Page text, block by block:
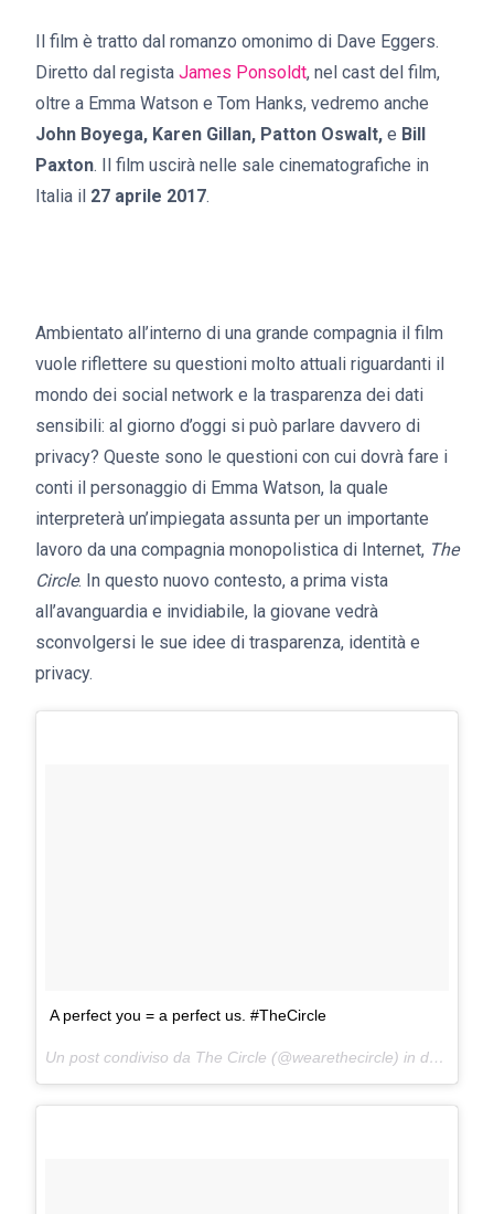
Il film è tratto dal romanzo omonimo di Dave Eggers.
Diretto dal regista James Ponsoldt, nel cast del film,
oltre a Emma Watson e Tom Hanks, vedremo anche
John Boyega, Karen Gillan, Patton Oswalt, e Bill
Paxton. Il film uscirà nelle sale cinematografiche in
Italia il 27 aprile 2017.
Ambientato all’interno di una grande compagnia il film
vuole riflettere su questioni molto attuali riguardanti il
mondo dei social network e la trasparenza dei dati
sensibili: al giorno d’oggi si può parlare davvero di
privacy? Queste sono le questioni con cui dovrà fare i
conti il personaggio di Emma Watson, la quale
interpreterà un’impiegata assunta per un importante
lavoro da una compagnia monopolistica di Internet, The
Circle. In questo nuovo contesto, a prima vista
all’avanguardia e invidiabile, la giovane vedrà
sconvolgersi le sue idee di trasparenza, identità e
privacy.
A perfect you = a perfect us. #TheCircle
Un post condiviso da The Circle (@wearethecircle) in data: